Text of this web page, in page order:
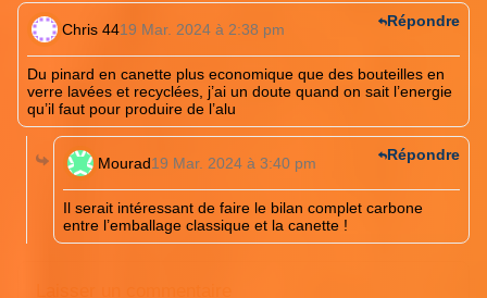
Chris 4419 Mar. 2024 à 2:38 pm
Du pinard en canette plus economique que des bouteilles en
verre lavées et recyclées, j’ai un doute quand on sait l’energie
qu’il faut pour produire de l’alu
Répondre
Mourad19 Mar. 2024 à 3:40 pm
Il serait intéressant de faire le bilan complet carbone
entre l’emballage classique et la canette !
Répondre